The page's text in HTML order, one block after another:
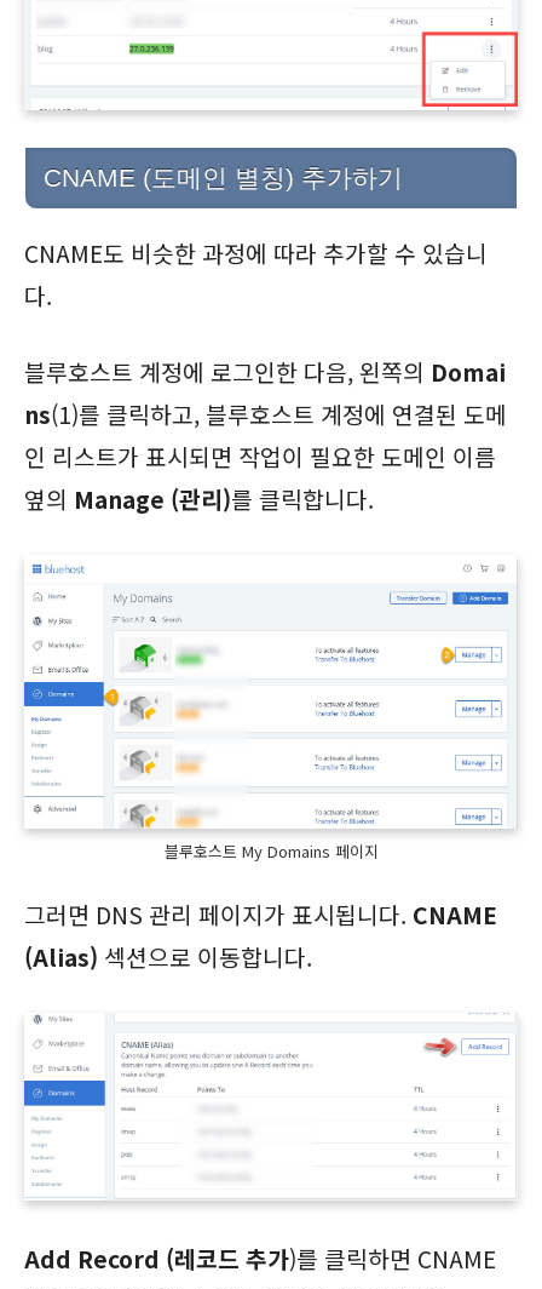
CNAME (도메인 별칭) 추가하기
CNAME도 비슷한 과정에 따라 추가할 수 있습니
다.
블루호스트 계정에 로그인한 다음, 왼쪽의 Domai
ns(1)를 클릭하고, 블루호스트 계정에 연결된 도메
인 리스트가 표시되면 작업이 필요한 도메인 이름
옆의 Manage (관리)를 클릭합니다.
블루호스트 My Domains 페이지
그러면 DNS 관리 페이지가 표시됩니다. CNAME
(Alias) 섹션으로 이동합니다.
Add Record (레코드 추가)를 클릭하면 CNAME